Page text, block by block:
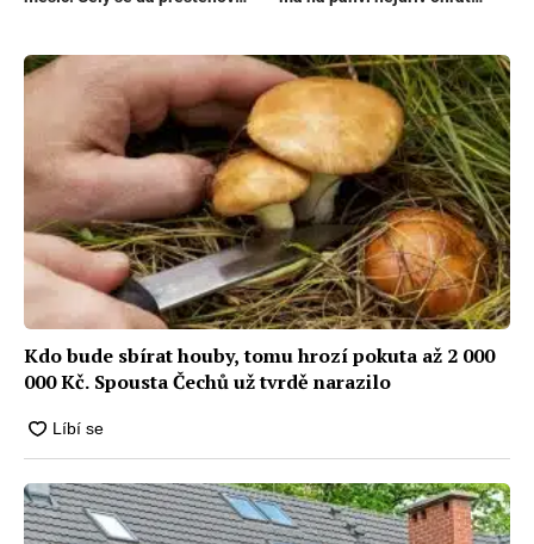
Kdo bude sbírat houby, tomu hrozí pokuta až 2 000
000 Kč. Spousta Čechů už tvrdě narazilo